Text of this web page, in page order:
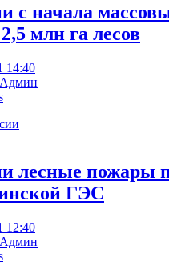
с начала
млн га лесов
14:40
лесные пожары
ГЭС
12:40